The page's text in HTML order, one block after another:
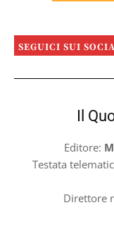
SEGUICI SUI
Il
Editore:
Testata
Direttore